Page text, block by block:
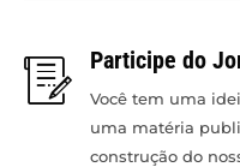
Participe do
Você tem uma
uma matéria
construção do